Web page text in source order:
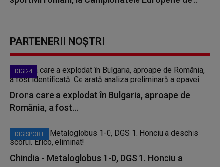
PARTENERII NOȘTRI
DIGI24
Drona care a explodat în Bulgaria, aproape de
România, a fost...
DIGISPORT
Chindia - Metaloglobus 1-0, DGS 1. Honciu a